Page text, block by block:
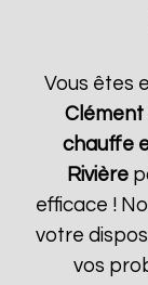
Vous êtes
Clément
chauffe
Rivière
efficace !
votre
vos